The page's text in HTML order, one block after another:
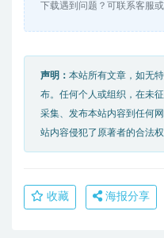
下载遇到问题？可联系客服
声明： 本站所有文章，如无
布。任何个人或组织，在未
采集、发布本站内容到任何
站内容侵犯了原著者的合法
收藏 海报分享